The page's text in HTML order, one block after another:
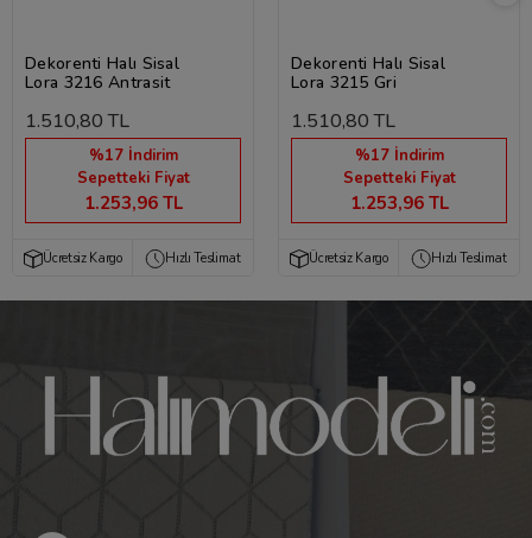
Dekorenti Halı Sisal
Lora 3216 Antrasit
1.510,80 TL
%17 İndirim
Sepetteki Fiyat
1.253,96 TL
Ücretsiz Kargo Hızlı Teslimat
Dekorenti Halı Sisal
Lora 3215 Gri
1.510,80 TL
%17 İndirim
Sepetteki Fiyat
1.253,96 TL
Ücretsiz Kargo Hızlı Teslimat